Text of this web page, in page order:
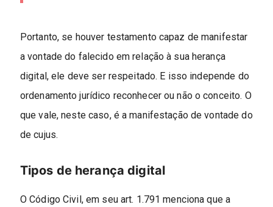
Portanto, se houver testamento capaz de manifestar
a vontade do falecido em relação à sua herança
digital, ele deve ser respeitado. E isso independe do
ordenamento jurídico reconhecer ou não o conceito. O
que vale, neste caso, é a manifestação de vontade do
de cujus.
Tipos de herança digital
O Código Civil, em seu art. 1.791 menciona que a